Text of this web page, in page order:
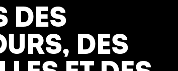
DES
DES
Emplois
Nous joindre
TikTok
YouTube